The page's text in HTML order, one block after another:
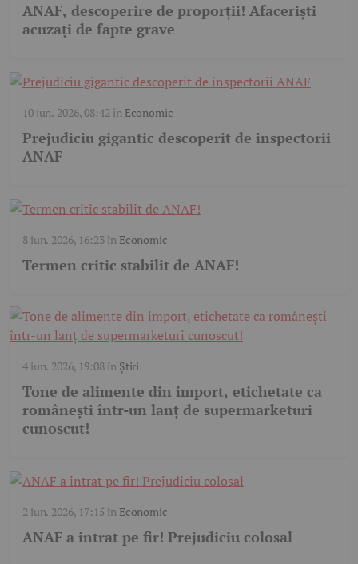
ANAF, descoperire de proporții! Afaceriști
acuzați de fapte grave
10 iun. 2026, 08:42 în Economic
Prejudiciu gigantic descoperit de inspectorii
ANAF
8 iun. 2026, 16:23în Economic
Termen critic stabilit de ANAF!
4 iun. 2026, 19:08în Știri
Tone de alimente din import, etichetate ca
românești într-un lanț de supermarketuri
cunoscut!
2 iun. 2026, 17:15 în Economic
ANAF a intrat pe fir! Prejudiciu colosal